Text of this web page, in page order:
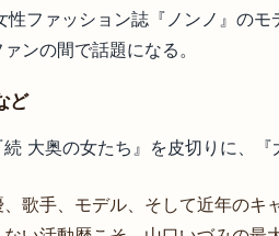
性ファッション誌『ノンノ』の
ンの間で話題になる。
ど
大奥の女たち』を皮切りに、
、歌手、モデル、そして近年の